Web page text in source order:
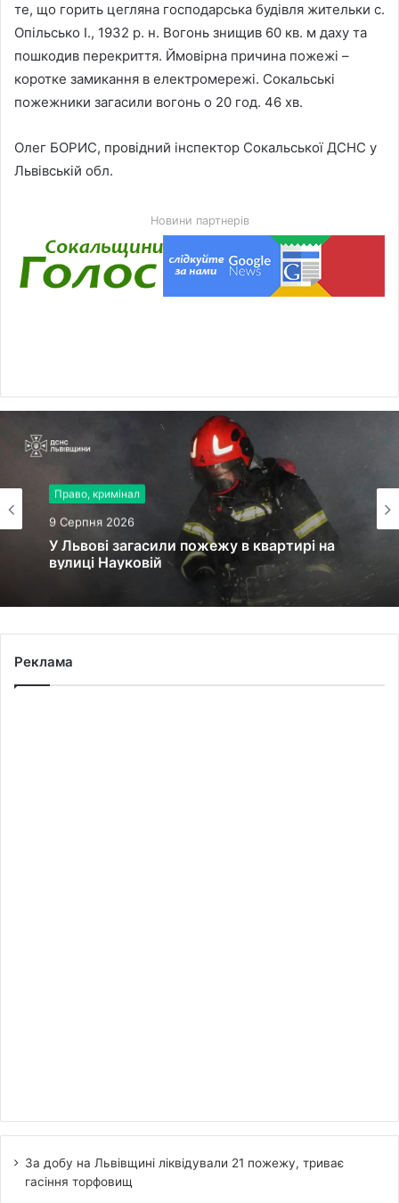
те, що горить цегляна господарська будівля жительки с.
Опільсько І., 1932 р. н. Вогонь знищив 60 кв. м даху та
пошкодив перекриття. Ймовірна причина пожежі –
коротке замикання в електромережі. Сокальські
пожежники загасили вогонь о 20 год. 46 хв.
Олег БОРИС, провідний інспектор Сокальської ДСНС у
Львівській обл.
Новини партнерів
Право, кримінал
9 Серпня 2026
У Львові загасили пожежу в квартирі на
вулиці Науковій
Реклама
За добу на Львівщині ліквідували 21 пожежу, триває
гасіння торфовищ